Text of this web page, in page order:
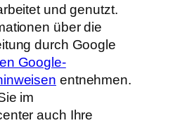
und genutzt.
über die
durch Google
Google-
entnehmen.
im
auch Ihre